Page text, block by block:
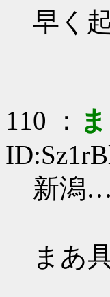
早く
110 ：
新潟
まあ